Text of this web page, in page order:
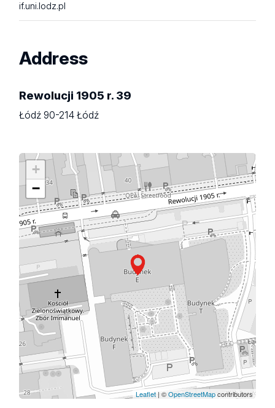
if.uni.lodz.pl
Address
Rewolucji 1905 r. 39
Łódź 90-214 Łódź
+
−
Leaflet| ©OpenStreetMapcontributors